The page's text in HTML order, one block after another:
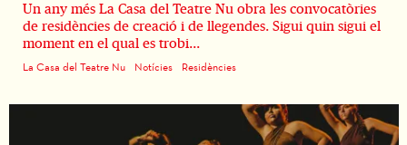
Un any més La Casa del Teatre Nu obra les convocatòries
de residències de creació i de llegendes. Sigui quin sigui el
moment en el qual es trobi...
La Casa del Teatre Nu Notícies Residències